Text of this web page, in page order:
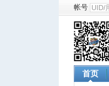
帐号
首页